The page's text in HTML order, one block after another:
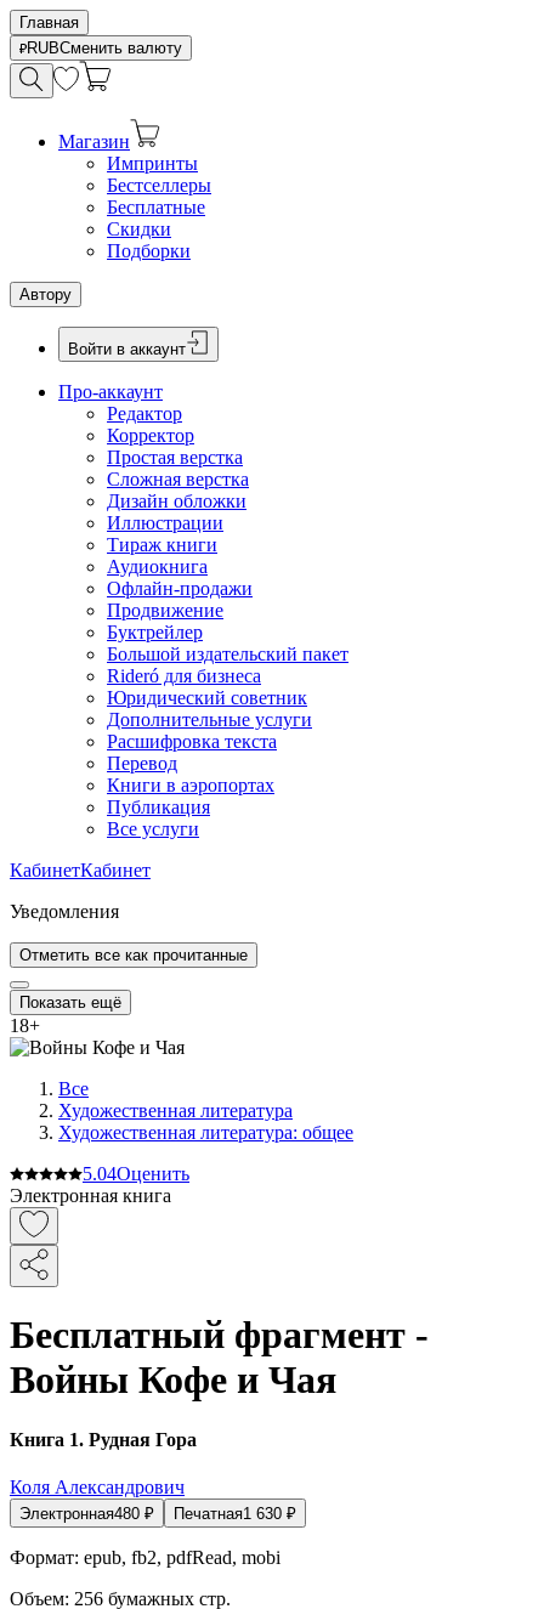
Главная
RUBСменить валюту
Магазин
Импринты
Бестселлеры
Бесплатные
Скидки
Подборки
Автору
Войти в аккаунт
Про-аккаунт
Редактор
Корректор
Простая верстка
Сложная верстка
Дизайн обложки
Иллюстрации
Тираж книги
Аудиокнига
Офлайн-продажи
Продвижение
Буктрейлер
Большой издательский пакет
Rideró для бизнеса
Юридический советник
Дополнительные услуги
Расшифровка текста
Перевод
Книги в аэропортах
Публикация
Все услуги
КабинетКабинет
Уведомления
Отметить все как прочитанные
Показать ещё
18+
Все
Художественная литература
Художественная литература: общее
5.04Оценить
Электронная книга
Бесплатный фрагмент -
Войны Кофе и Чая
Книга 1. Рудная Гора
Коля Александрович
Электронная480 ₽ Печатная1 630 ₽
Формат: epub, fb2, pdfRead, mobi
Объем: 256 бумажных стр.